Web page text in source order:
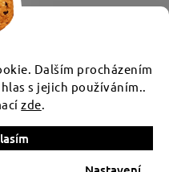
Dalším procházením
s jejich používáním..
zde.
práva vyhrazena.